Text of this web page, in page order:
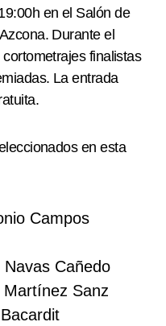
en el Salón de
Durante el
finalistas
La entrada
en esta
Campos
Cañedo
Sanz